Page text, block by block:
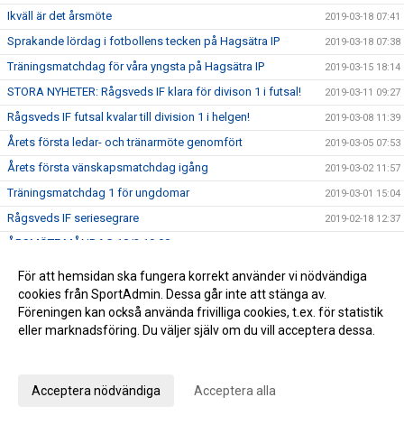
Ikväll är det årsmöte 2019-03-18 07:41
Sprakande lördag i fotbollens tecken på Hagsätra IP 2019-03-18 07:38
Träningsmatchdag för våra yngsta på Hagsätra IP 2019-03-15 18:14
STORA NYHETER: Rågsveds IF klara för divison 1 i futsal! 2019-03-11 09:27
Rågsveds IF futsal kvalar till division 1 i helgen! 2019-03-08 11:39
Årets första ledar- och tränarmöte genomfört 2019-03-05 07:53
Årets första vänskapsmatchdag igång 2019-03-02 11:57
Träningsmatchdag 1 för ungdomar 2019-03-01 15:04
Rågsveds IF seriesegrare 2019-02-18 12:37
ÅRSMÖTE MÅNDAG 18/3 19.00
Dubbeltia i Fisksätra! 2019-02-12 07:13
Futsalherr spelar för serieseger och kvalplats ikväll -
Futsaldam avslutar säsongen på söndag
2019-02-08 13:34
Nya framgångar i futsal 2019-02-04 07:23
En vinst och en förlust i helgens seniorspel
För att hemsidan ska fungera korrekt använder vi nödvändiga
cookies från SportAdmin. Dessa går inte att stänga av.
Föreningen kan också använda frivilliga cookies, t.ex. för statistik
eller marknadsföring. Du väljer själv om du vill acceptera dessa.
Acceptera nödvändiga Acceptera alla